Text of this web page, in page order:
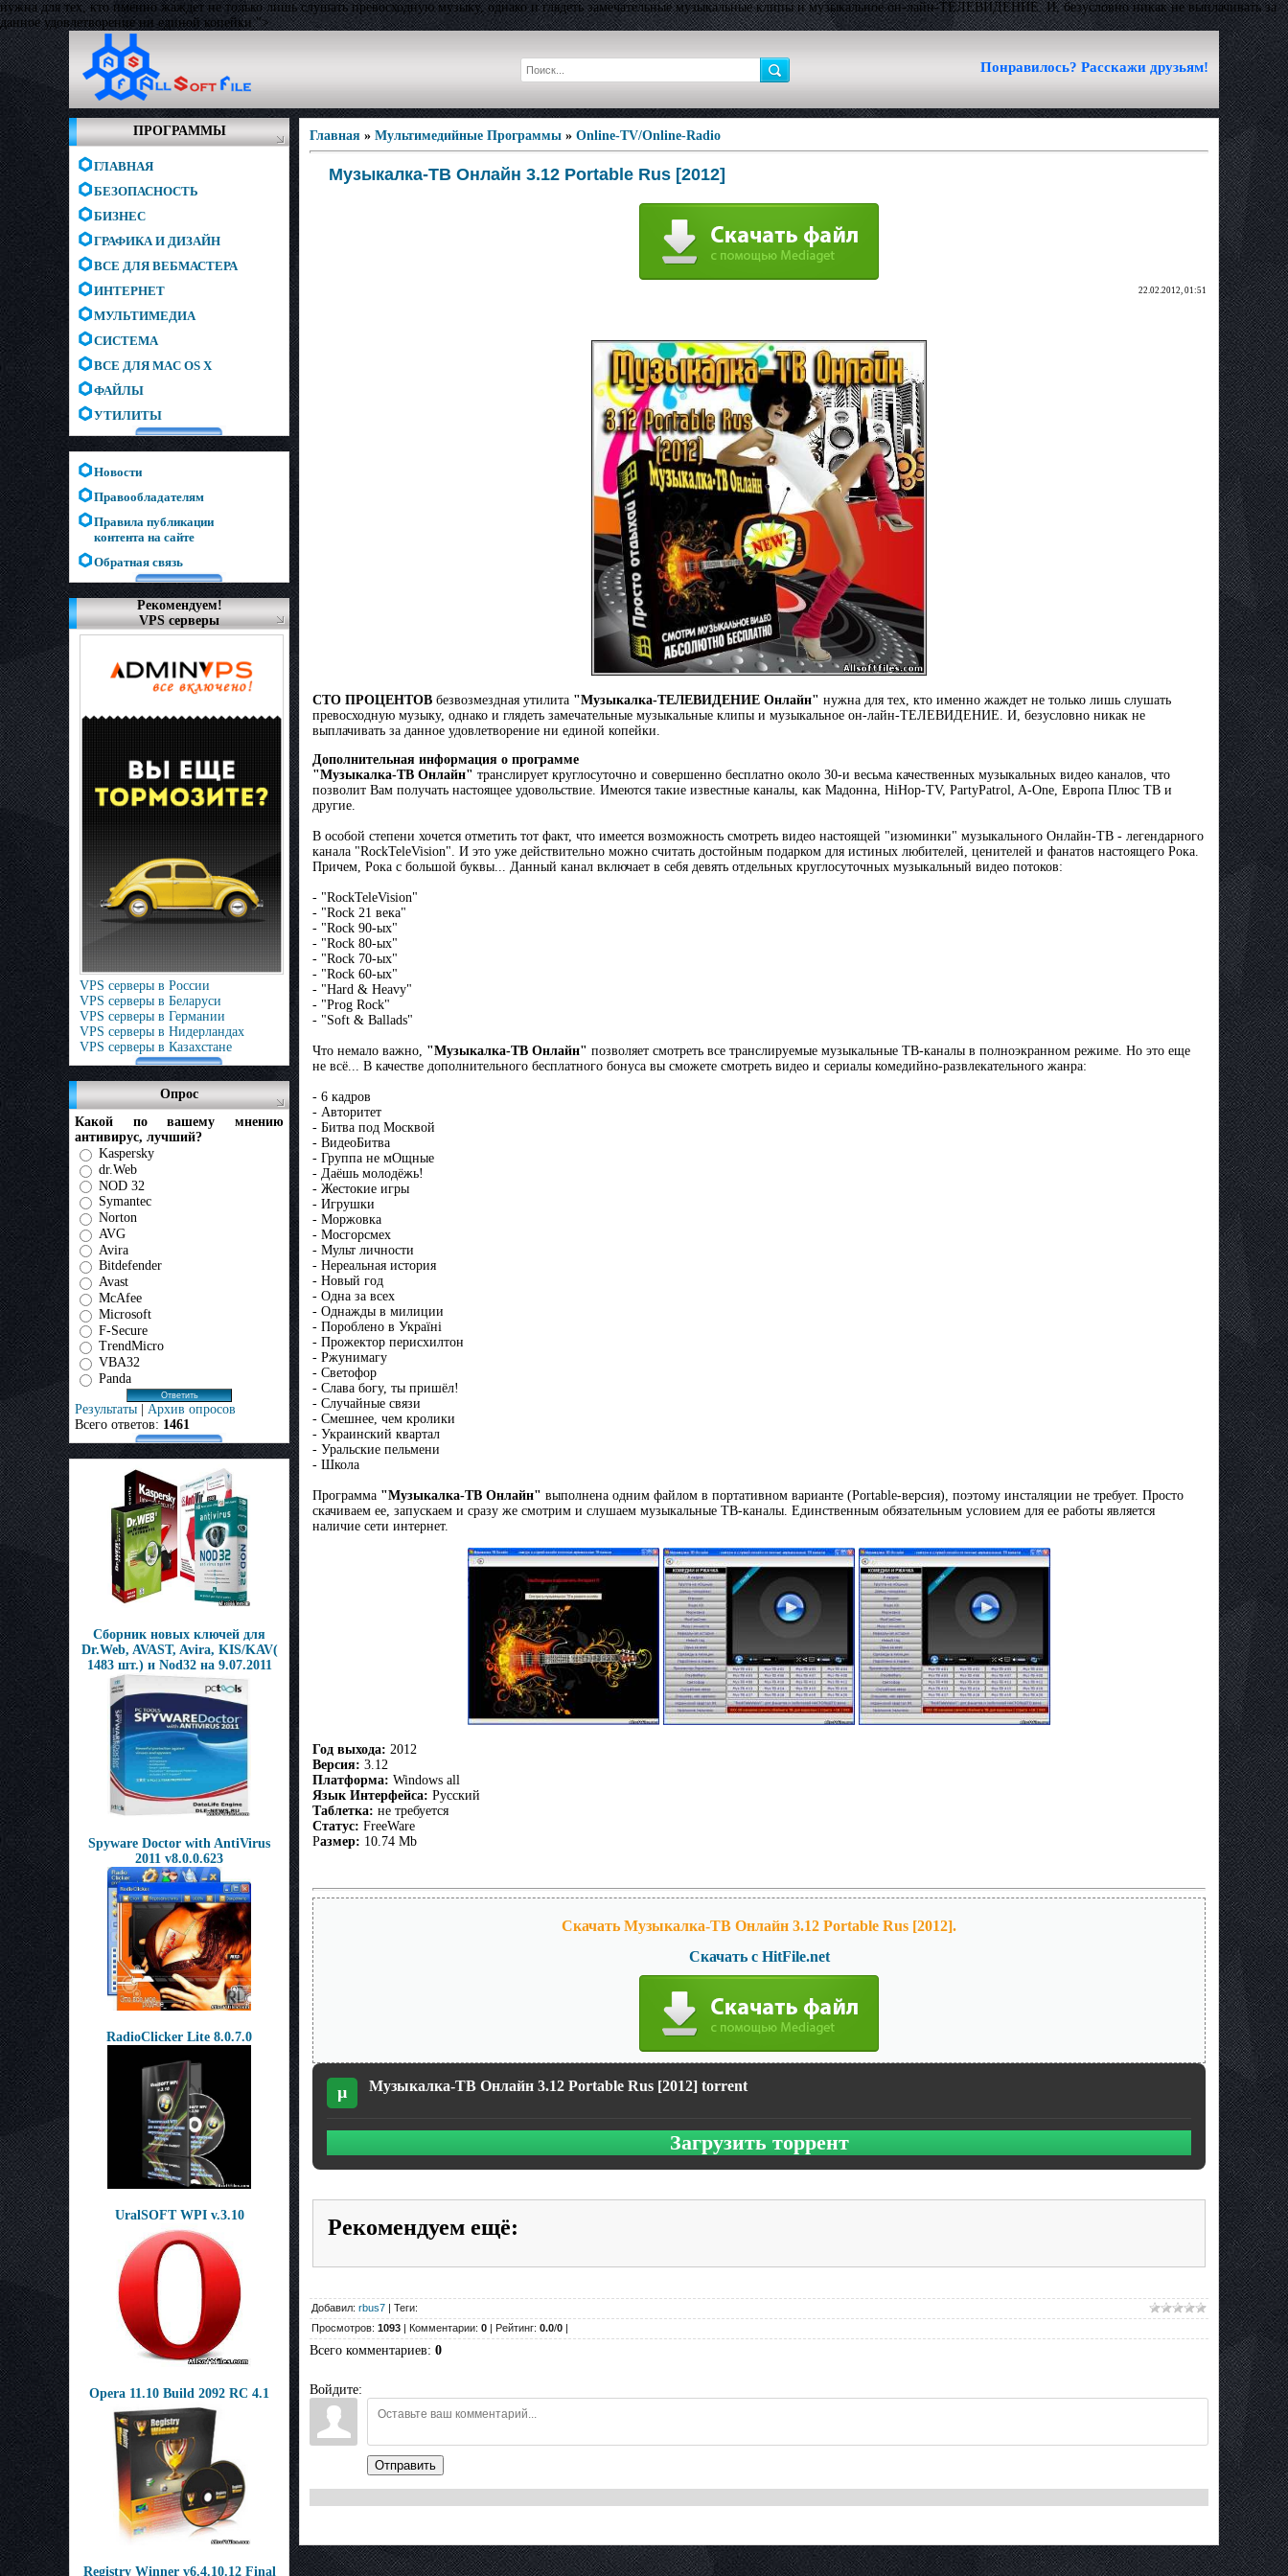
нужна для тех, кто именно жаждет не только лишь слушать превосходную музыку, однако и глядеть замечательные музыкальные клипы и музыкальное он-лайн-ТЕЛЕВИДЕНИЕ. И, безусловно никак не выплачивать за
данное удовлетворение ни единой копейки.">
Понравилось? Расскажи друзьям!
ПРОГРАММЫ
ГЛАВНАЯ
БЕЗОПАСНОСТЬ
БИЗНЕС
ГРАФИКА И ДИЗАЙН
ВСЕ ДЛЯ ВЕБМАСТЕРА
ИНТЕРНЕТ
МУЛЬТИМЕДИА
СИСТЕМА
ВСЕ ДЛЯ MAC OS X
ФАЙЛЫ
УТИЛИТЫ
Новости
Правообладателям
Правила публикации
контента на сайте
Обратная связь
Рекомендуем!
VPS серверы
VPS серверы в России
VPS серверы в Беларуси
VPS серверы в Германии
VPS серверы в Нидерландах
VPS серверы в Казахстане
Опрос
Какой по вашему мнению
антивирус, лучший?
Kaspersky
dr.Web
NOD 32
Symantec
Norton
AVG
Avira
Bitdefender
Avast
McAfee
Microsoft
F-Secure
TrendMicro
VBA32
Panda
Результаты | Архив опросов
Всего ответов: 1461
Сборник новых ключей для
Dr.Web, AVAST, Avira, KIS/KAV(
1483 шт.) и Nod32 на 9.07.2011
Spyware Doctor with AntiVirus
2011 v8.0.0.623
RadioClicker Lite 8.0.7.0
UralSOFT WPI v.3.10
Opera 11.10 Build 2092 RC 4.1
Registry Winner v6.4.10.12 Final
Главная » Мультимедийные Программы » Online-TV/Online-Radio
Музыкалка-ТВ Онлайн 3.12 Portable Rus [2012]
22.02.2012, 01:51
СТО ПРОЦЕНТОВ безвозмездная утилита "Музыкалка-ТЕЛЕВИДЕНИЕ Онлайн" нужна для тех, кто именно жаждет не только лишь слушать
превосходную музыку, однако и глядеть замечательные музыкальные клипы и музыкальное он-лайн-ТЕЛЕВИДЕНИЕ. И, безусловно никак не
выплачивать за данное удовлетворение ни единой копейки.
Дополнительная информация о программе
"Музыкалка-ТВ Онлайн" транслирует круглосуточно и совершенно бесплатно около 30-и весьма качественных музыкальных видео каналов, что
позволит Вам получать настоящее удовольствие. Имеются такие известные каналы, как Мадонна, HiHop-TV, PartyPatrol, A-One, Европа Плюс ТВ и
другие.
В особой степени хочется отметить тот факт, что имеется возможность смотреть видео настоящей "изюминки" музыкального Онлайн-ТВ - легендарного
канала "RockTeleVision". И это уже действительно можно считать достойным подарком для истиных любителей, ценителей и фанатов настоящего Рока.
Причем, Рока с большой буквы... Данный канал включает в себя девять отдельных круглосуточных музыкальный видео потоков:
- "RockTeleVision"
- "Rock 21 века"
- "Rock 90-ых"
- "Rock 80-ых"
- "Rock 70-ых"
- "Rock 60-ых"
- "Hard & Heavy"
- "Prog Rock"
- "Soft & Ballads"
Что немало важно, "Музыкалка-ТВ Онлайн" позволяет смотреть все транслируемые музыкальные ТВ-каналы в полноэкранном режиме. Но это еще
не всё... В качестве дополнительного бесплатного бонуса вы сможете смотреть видео и сериалы комедийно-развлекательного жанра:
- 6 кадров
- Авторитет
- Битва под Москвой
- ВидеоБитва
- Группа не мОщные
- Даёшь молодёжь!
- Жестокие игры
- Игрушки
- Моржовка
- Мосгорсмех
- Мульт личности
- Нереальная история
- Новый год
- Одна за всех
- Однажды в милиции
- Пороблено в Україні
- Прожектор перисхилтон
- Ржунимагу
- Светофор
- Слава богу, ты пришёл!
- Случайные связи
- Смешнее, чем кролики
- Украинский квартал
- Уральские пельмени
- Школа
Программа "Музыкалка-ТВ Онлайн" выполнена одним файлом в портативном варианте (Portable-версия), поэтому инсталяции не требует. Просто
скачиваем ее, запускаем и сразу же смотрим и слушаем музыкальные ТВ-каналы. Единственным обязательным условием для ее работы является
наличие сети интернет.
Год выхода: 2012
Версия: 3.12
Платформа: Windows all
Язык Интерфейса: Русский
Таблетка: не требуется
Статус: FreeWare
Размер: 10.74 Mb
Скачать Музыкалка-ТВ Онлайн 3.12 Portable Rus [2012].
Скачать с HitFile.net
µ Музыкалка-ТВ Онлайн 3.12 Portable Rus [2012] torrent
Загрузить торрент
Рекомендуем ещё:
Добавил: rbus7 | Теги:
Просмотров: 1093 | Комментарии: 0 | Рейтинг: 0.0/0 |
Всего комментариев: 0
Войдите:
Отправить